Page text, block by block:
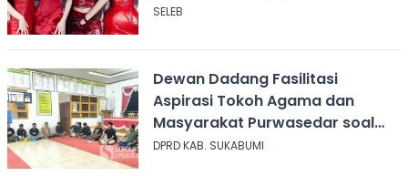
SELEB
Dewan Dadang Fasilitasi
Aspirasi Tokoh Agama dan
Masyarakat Purwasedar soal
Penolakan Konser Reggae
DPRD KAB. SUKABUMI